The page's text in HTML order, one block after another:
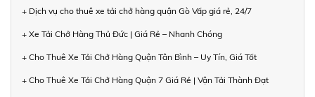
+ Dịch vụ cho thuê xe tải chở hàng quận Gò Vấp giá rẻ, 24/7
+ Xe Tải Chở Hàng Thủ Đức | Giá Rẻ – Nhanh Chóng
+ Cho Thuê Xe Tải Chở Hàng Quận Tân Bình – Uy Tín, Giá Tốt
+ Cho Thuê Xe Tải Chở Hàng Quận 7 Giá Rẻ | Vận Tải Thành Đạt